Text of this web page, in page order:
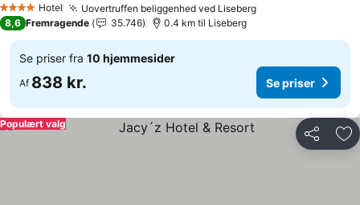
4 StjernerHotel Uovertruffen beliggenhed ved LisebergSe priser
8,6 Fremragende 35.746 0.4 km til Liseberg
Se priser fra 10 hjemmesider
Af 838 kr. Se priser
Del
Populært valg